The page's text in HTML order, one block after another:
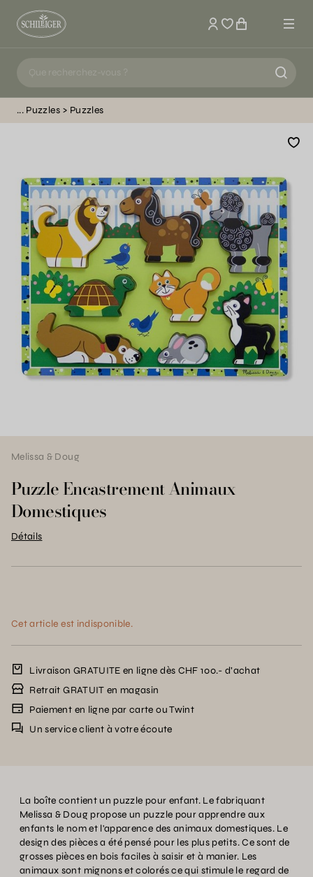
Mon compte
Puzzles Puzzles
Melissa & Doug
Puzzle Encastrement Animaux
Domestiques
Détails
Cet article est indisponible.
Livraison GRATUITE en ligne dès CHF 100.- d’achat
Retrait GRATUIT en magasin
Paiement en ligne par carte ou Twint
Un service client à votre écoute
La boîte contient un puzzle pour enfant. Le fabriquant
Melissa & Doug propose un puzzle pour apprendre aux
enfants le nom et l'apparence des animaux domestiques. Le
design des pièces a été pensé pour les plus petits. Ce sont de
grosses pièces en bois faciles à saisir et à manier. Les
animaux sont mignons et colorés ce qui stimule le regard de